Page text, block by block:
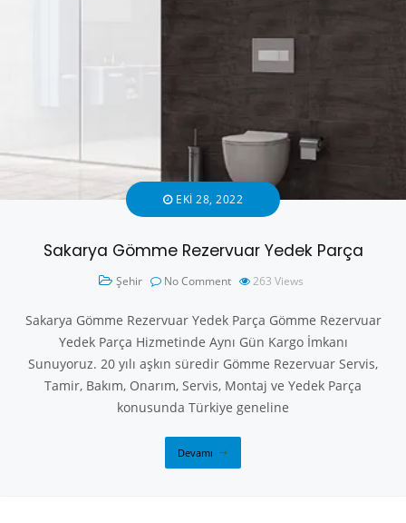
EKI 28, 2022
Sakarya Gömme Rezervuar Yedek Parça
Şehir No Comment 263 Views
Sakarya Gömme Rezervuar Yedek Parça Gömme Rezervuar
Yedek Parça Hizmetinde Aynı Gün Kargo İmkanı
Sunuyoruz. 20 yılı aşkın süredir Gömme Rezervuar Servis,
Tamir, Bakım, Onarım, Servis, Montaj ve Yedek Parça
konusunda Türkiye geneline
Devamı